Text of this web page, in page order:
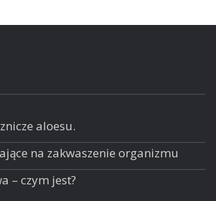
aloesu.
na zakwaszenie organizmu
– czym jest?